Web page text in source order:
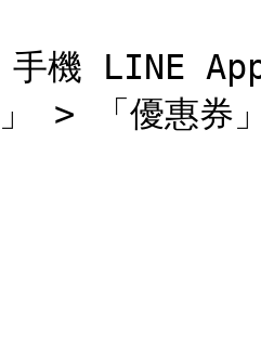
機 LINE
> 「優惠券